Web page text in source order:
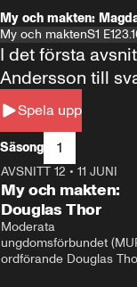
My och makten:
My och maktenS1 E1
Spela upp
I det första
Andersson till
Säsong 1
AVSNITT 12 • 11 JUNI
My och makten:
Douglas Thor
Moderata
ungdomsförbundet
ordförande Douglas